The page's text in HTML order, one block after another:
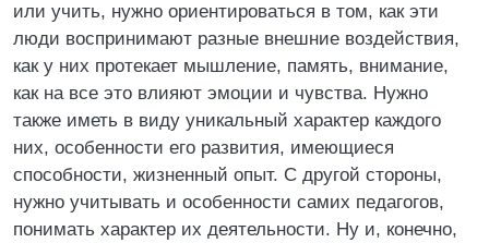
или учить, нужно ориентироваться в том, как эти
люди воспринимают разные внешние воздействия,
как у них протекает мышление, память, внимание,
как на все это влияют эмоции и чувства. Нужно
также иметь в виду уникальный характер каждого
них, особенности его развития, имеющиеся
способности, жизненный опыт. С другой стороны,
нужно учитывать и особенности самих педагогов,
понимать характер их деятельности. Ну и, конечно,